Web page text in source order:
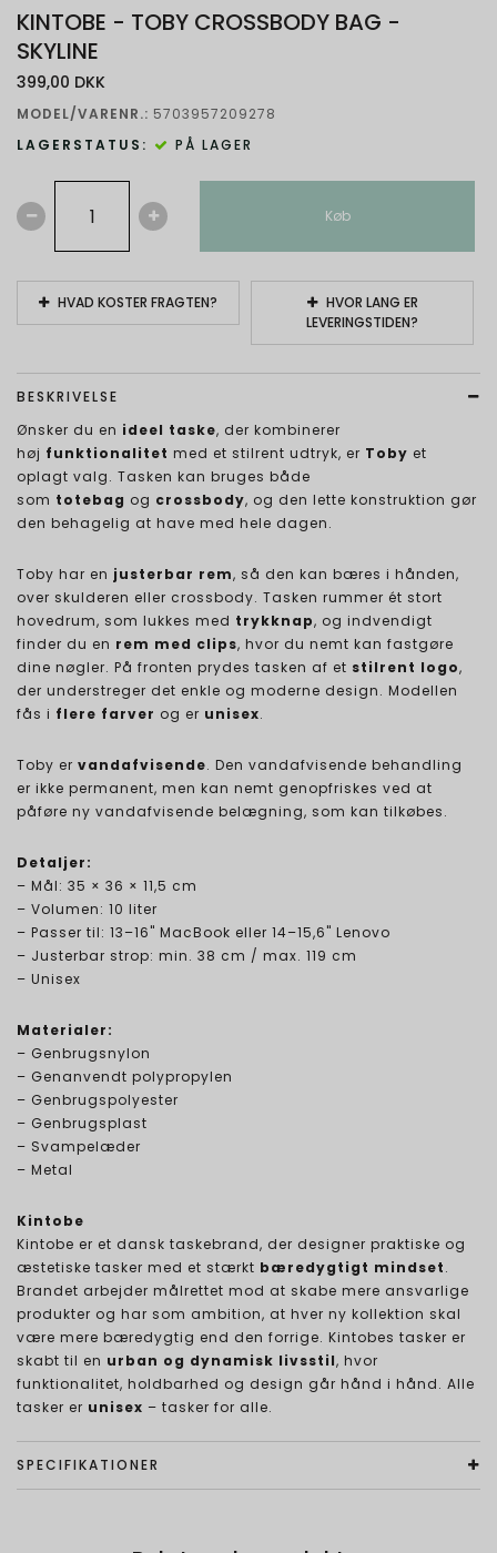
KINTOBE - TOBY CROSSBODY BAG -
SKYLINE
399,00 DKK
MODEL/VARENR.: 5703957209278
LAGERSTATUS:
PÅ LAGER
Køb
HVAD KOSTER FRAGTEN?
HVOR LANG ER
LEVERINGSTIDEN?
BESKRIVELSE
Ønsker du en ideel taske, der kombinerer
høj funktionalitet med et stilrent udtryk, er Toby et
oplagt valg. Tasken kan bruges både
som totebag og crossbody, og den lette konstruktion gør
den behagelig at have med hele dagen.
Toby har en justerbar rem, så den kan bæres i hånden,
over skulderen eller crossbody. Tasken rummer ét stort
hovedrum, som lukkes med trykknap, og indvendigt
finder du en rem med clips, hvor du nemt kan fastgøre
dine nøgler. På fronten prydes tasken af et stilrent logo,
der understreger det enkle og moderne design. Modellen
fås i flere farver og er unisex.
Toby er vandafvisende. Den vandafvisende behandling
er ikke permanent, men kan nemt genopfriskes ved at
påføre ny vandafvisende belægning, som kan tilkøbes.
Detaljer:
– Mål: 35 × 36 × 11,5 cm
– Volumen: 10 liter
– Passer til: 13–16" MacBook eller 14–15,6" Lenovo
– Justerbar strop: min. 38 cm / max. 119 cm
– Unisex
Materialer:
– Genbrugsnylon
– Genanvendt polypropylen
– Genbrugspolyester
– Genbrugsplast
– Svampelæder
– Metal
Kintobe
Kintobe er et dansk taskebrand, der designer praktiske og
æstetiske tasker med et stærkt bæredygtigt mindset.
Brandet arbejder målrettet mod at skabe mere ansvarlige
produkter og har som ambition, at hver ny kollektion skal
være mere bæredygtig end den forrige. Kintobes tasker er
skabt til en urban og dynamisk livsstil, hvor
funktionalitet, holdbarhed og design går hånd i hånd. Alle
tasker er unisex – tasker for alle.
SPECIFIKATIONER